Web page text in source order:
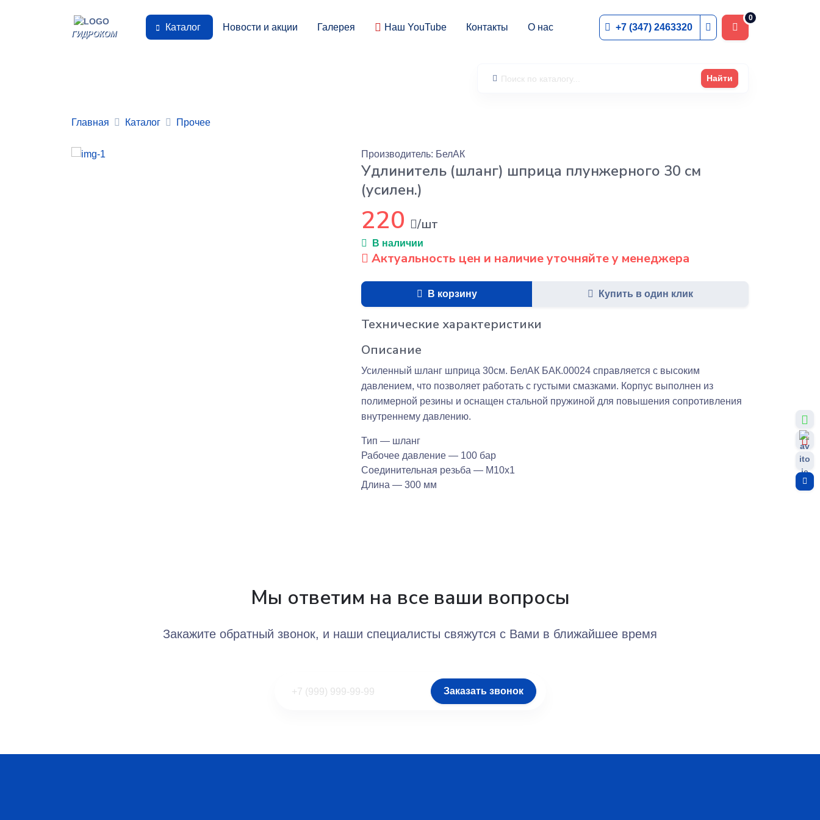
ГИДРОКОМ
Каталог Новости и акции Галерея Наш YouTube Контакты О нас +7 (347) 2463320
0
Найти
Главная Каталог Прочее
Производитель: БелАК
Удлинитель (шланг) шприца плунжерного 30 см
(усилен.)
220 /шт
В наличии
Актуальность цен и наличие уточняйте у менеджера
В корзину Купить в один клик
Технические характеристики
Описание
Усиленный шланг шприца 30см. БелАК БАК.00024 справляется с высоким
давлением, что позволяет работать с густыми смазками. Корпус выполнен из
полимерной резины и оснащен стальной пружиной для повышения сопротивления
внутреннему давлению.
Тип — шланг
Рабочее давление — 100 бар
Соединительная резьба — M10х1
Длина — 300 мм
Мы ответим на все ваши вопросы
Закажите обратный звонок, и наши специалисты свяжутся с Вами в ближайшее время
Заказать звонок